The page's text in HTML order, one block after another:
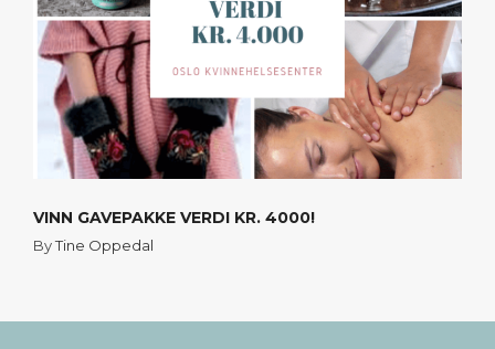
VINN GAVEPAKKE VERDI KR. 4000!
ByTine Oppedal